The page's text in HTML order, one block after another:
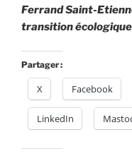
Ferrand Saint-
transition
Partager :
X Facebook
LinkedIn